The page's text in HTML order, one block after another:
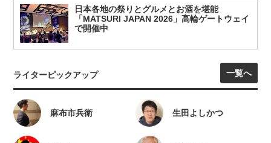
日本各地の祭りとグルメとお酒を堪能
「MATSURI JAPAN 2026」高輪ゲートウェイ
で開催中
ライターピックアップ 一覧へ
麻布市兵衛 生田よしかつ